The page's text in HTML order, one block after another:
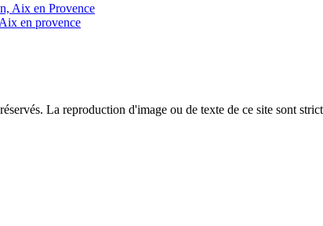
Aix en Provence
en provence
La reproduction d'image ou de texte de ce site sont